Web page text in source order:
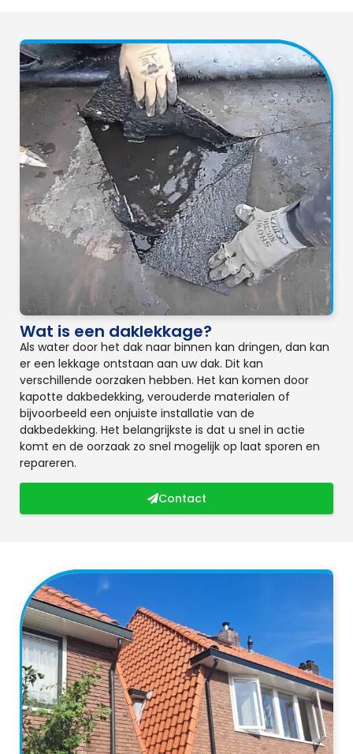
Wat is een daklekkage?
Als water door het dak naar binnen kan dringen, dan kan
er een lekkage ontstaan aan uw dak. Dit kan
verschillende oorzaken hebben. Het kan komen door
kapotte dakbedekking, verouderde materialen of
bijvoorbeeld een onjuiste installatie van de
dakbedekking. Het belangrijkste is dat u snel in actie
komt en de oorzaak zo snel mogelijk op laat sporen en
repareren.
Contact